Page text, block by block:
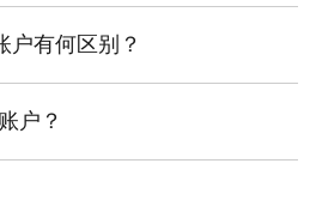
期存款来赚取利息。道明提
何，我们均提供了一系列简
蓄账户选项，旨在帮助您实
户有何区别？
有的最基本的交易账户。它
用的账户。当需要购买汽
实现短期和长期储蓄目标。
户？
账户页面快速便捷地开设最